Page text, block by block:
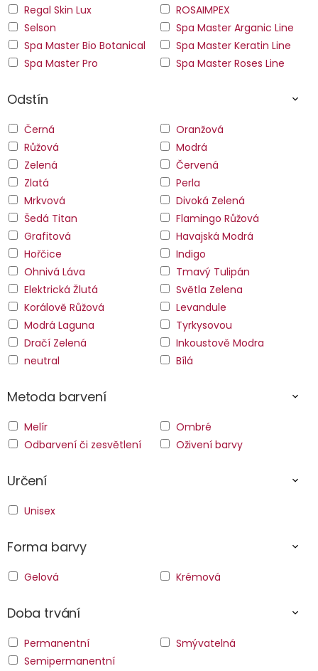
Regal Skin Lux
ROSAIMPEX
Selson
Spa Master Arganic Line
Spa Master Bio Botanical
Spa Master Keratin Line
Spa Master Pro
Spa Master Roses Line
Odstín
Černá
Oranžová
Růžová
Modrá
Zelená
Červená
Zlatá
Perla
Mrkvová
Divoká Zelená
Šedá Titan
Flamingo Růžová
Grafitová
Havajská Modrá
Hořčice
Indigo
Ohnivá Láva
Tmavý Tulipán
Elektrická Žlutá
Světla Zelena
Korálově Růžová
Levandule
Modrá Laguna
Tyrkysovou
Dračí Zelená
Inkoustově Modra
neutral
Bílá
Metoda barvení
Melír
Ombré
Odbarvení či zesvětlení
Oživení barvy
Určení
Unisex
Forma barvy
Gelová Krémová
Doba trvání
Permanentní
Smývatelná
Semipermanentní